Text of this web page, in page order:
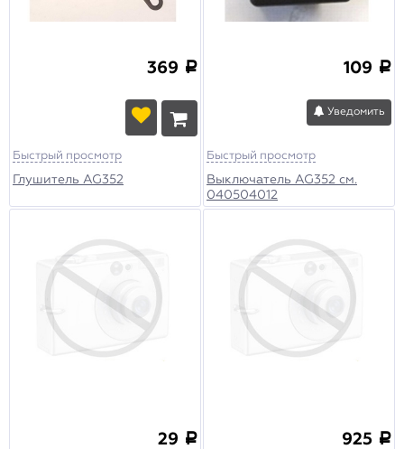
369 a
Быстрый просмотр
Глушитель AG352
109 a
Уведомить
Быстрый просмотр
Выключатель AG352 см.
040504012
29 a 925 a